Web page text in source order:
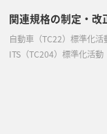
関連規格の制定・改
自動車（TC22）標準化活
ITS（TC204）標準化活動